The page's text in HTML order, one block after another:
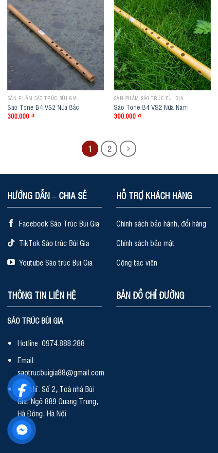
SẢN PHẨM SÁO TRÚC BÙI GIA
Sáo Tone B4 VS2 Nứa Bắc
300.000 ₫
SẢN PHẨM SÁO TRÚC BÙI GIA
Sáo Tone B4 VS2 Nứa Nam
300.000 ₫
1 2
HƯỚNG DẪN – CHIA SẺ
Facebook Sáo Trúc Bùi Gia
TikTok Sáo trúc Bùi Gia
Youtube Sáo trúc Bùi Gia
HỖ TRỢ KHÁCH HÀNG
Chính sách bảo hành, đổi hàng
Chính sách bảo mật
Cộng tác viên
THÔNG TIN LIÊN HỆ
SÁO TRÚC BÙI GIA
Hotline: 0974.888.288
Email:
saotrucbuigia88@gmail.com
Địa chỉ: Số 2, Toà nhà Bùi
Gia, Ngõ 889 Quang Trung,
Hà Đông, Hà Nội
BẢN ĐỒ CHỈ ĐƯỜNG